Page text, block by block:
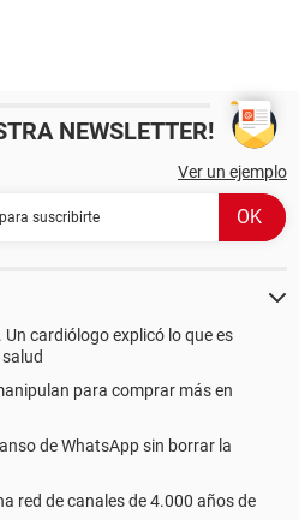
NEWSLETTER!
Ver un ejemplo
cardiólogo explicó lo que es
para comprar más en
de WhatsApp sin borrar la
red de canales de 4.000 años de